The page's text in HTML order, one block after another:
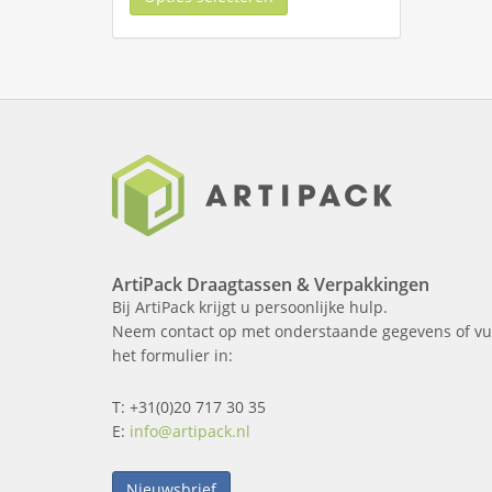
ArtiPack Draagtassen & Verpakkingen
Bij ArtiPack krijgt u persoonlijke hulp.
Neem contact op met onderstaande gegevens of
het formulier in:
T: +31(0)20 717 30 35
E: info@artipack.nl